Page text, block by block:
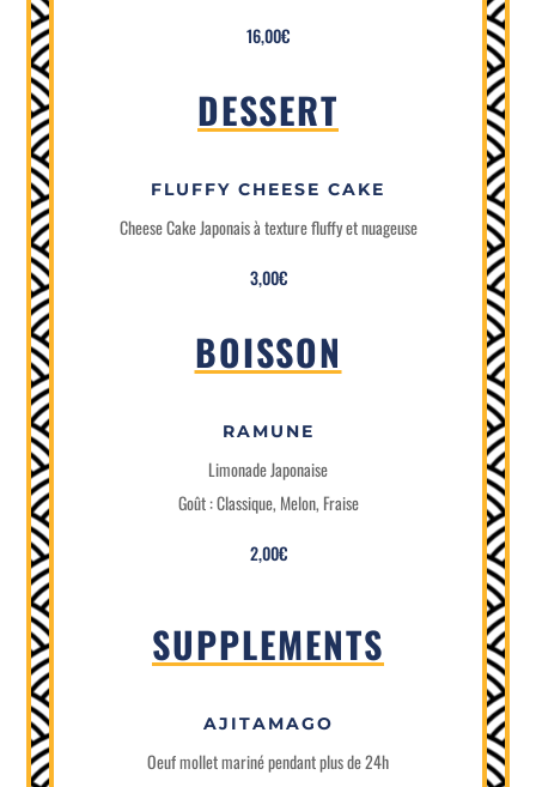
16,00€
DESSERT
FLUFFY CHEESE CAKE
Cheese Cake Japonais à texture fluffy et nuageuse
3,00€
BOISSON
RAMUNE
Limonade Japonaise
Goût : Classique, Melon, Fraise
2,00€
SUPPLEMENTS
AJITAMAGO
Oeuf mollet mariné pendant plus de 24h